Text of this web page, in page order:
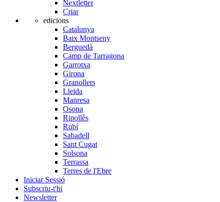
Nextletter
Criar
edicions
Catalunya
Baix Montseny
Berguedà
Camp de Tarragona
Garrotxa
Girona
Granollers
Lleida
Manresa
Osona
Ripollès
Rubí
Sabadell
Sant Cugat
Solsona
Terrassa
Terres de l'Ebre
Iniciar Sessió
Subscriu-t'hi
Newsletter